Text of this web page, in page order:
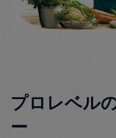
プロレベル
ー